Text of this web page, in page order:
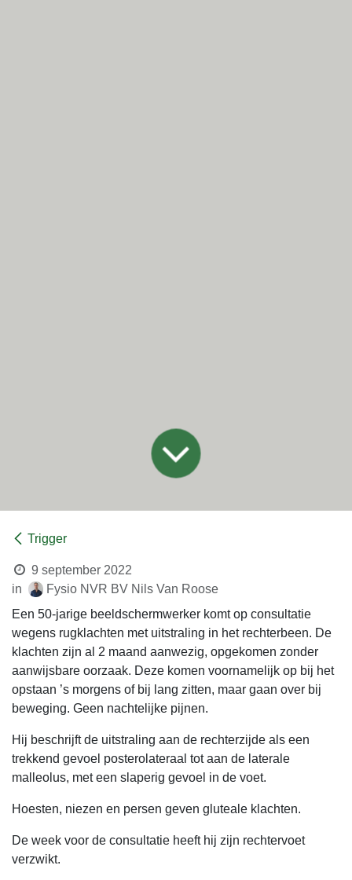
Trigger
9 september 2022
in
Fysio NVR BV Nils Van Roose
Een 50-jarige beeldschermwerker komt op consultatie
wegens rugklachten met uitstraling in het rechterbeen. De
klachten zijn al 2 maand aanwezig, opgekomen zonder
aanwijsbare oorzaak. Deze komen voornamelijk op bij het
opstaan ’s morgens of bij lang zitten, maar gaan over bij
beweging. Geen nachtelijke pijnen.
Hij beschrijft de uitstraling aan de rechterzijde als een
trekkend gevoel posterolateraal tot aan de laterale
malleolus, met een slaperig gevoel in de voet.
Hoesten, niezen en persen geven gluteale klachten.
De week voor de consultatie heeft hij zijn rechtervoet
verzwikt.